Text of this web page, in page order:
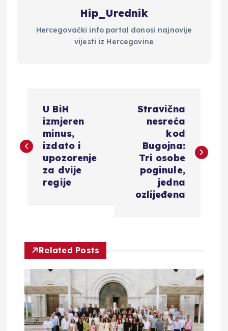
Hip_Urednik
Hercegovački info portal donosi najnovije
vijesti iz Hercegovine
v
c
a
U BiH
izmjeren
minus,
izdato i
upozorenje
za dvije
regije
Stravična
nesreća
kod
Bugojna:
Tri osobe
poginule,
jedna
ozlijeđena
Related Posts